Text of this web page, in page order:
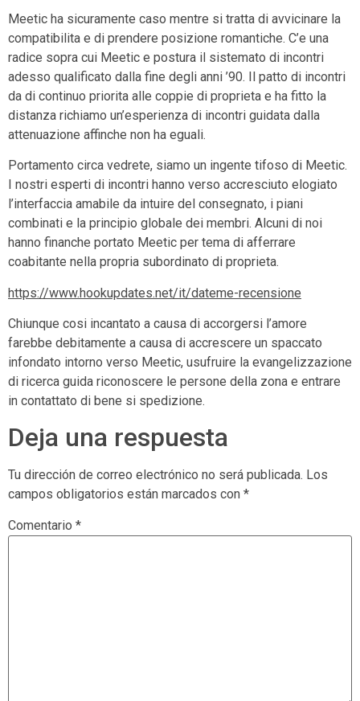
Meetic ha sicuramente caso mentre si tratta di avvicinare la
compatibilita e di prendere posizione romantiche. C’e una
radice sopra cui Meetic e postura il sistemato di incontri
adesso qualificato dalla fine degli anni ’90. Il patto di incontri
da di continuo priorita alle coppie di proprieta e ha fitto la
distanza richiamo un’esperienza di incontri guidata dalla
attenuazione affinche non ha eguali.
Portamento circa vedrete, siamo un ingente tifoso di Meetic.
I nostri esperti di incontri hanno verso accresciuto elogiato
l’interfaccia amabile da intuire del consegnato, i piani
combinati e la principio globale dei membri. Alcuni di noi
hanno finanche portato Meetic per tema di afferrare
coabitante nella propria subordinato di proprieta.
https://www.hookupdates.net/it/dateme-recensione
Chiunque cosi incantato a causa di accorgersi l’amore
farebbe debitamente a causa di accrescere un spaccato
infondato intorno verso Meetic, usufruire la evangelizzazione
di ricerca guida riconoscere le persone della zona e entrare
in contattato di bene si spedizione.
Deja una respuesta
Tu dirección de correo electrónico no será publicada. Los
campos obligatorios están marcados con *
Comentario *